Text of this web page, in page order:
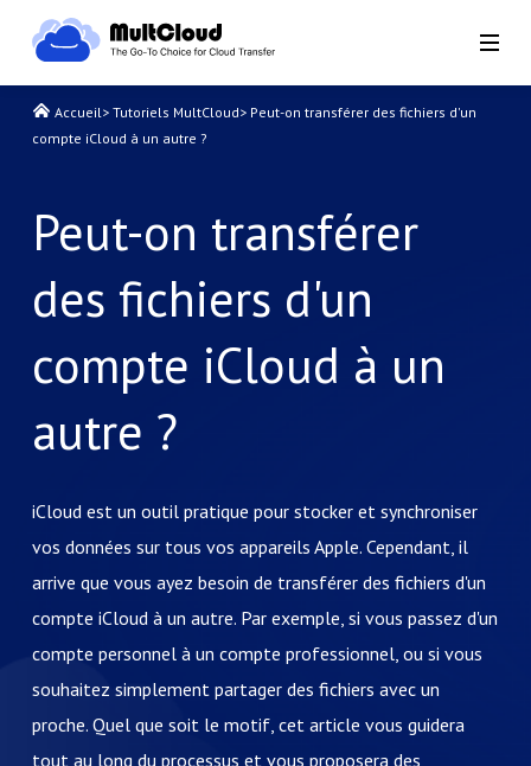
Accueil> Tutoriels MultCloud> Peut-on transférer des fichiers d'un
compte iCloud à un autre ?
Peut-on transférer
des fichiers d'un
compte iCloud à un
autre ?
iCloud est un outil pratique pour stocker et synchroniser
vos données sur tous vos appareils Apple. Cependant, il
arrive que vous ayez besoin de transférer des fichiers d'un
compte iCloud à un autre. Par exemple, si vous passez d'un
compte personnel à un compte professionnel, ou si vous
souhaitez simplement partager des fichiers avec un
proche. Quel que soit le motif, cet article vous guidera
tout au long du processus et vous proposera des